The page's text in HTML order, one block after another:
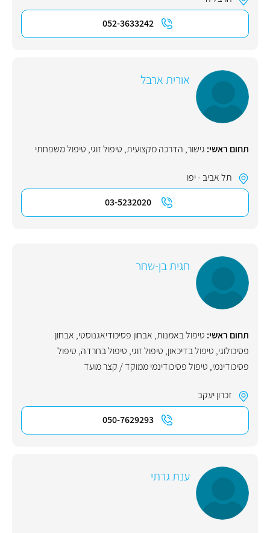
052-3633242
אורית ארבל
תחום ראשי: גישור, הדרכה מקצועית, טיפול זוגי, טיפול משפחתי
תל אביב - יפו
03-5232020
חגית בן-שחר
תחום ראשי: טיפול באמנות, אבחון פסיכודיאגנוסטי, אבחון
פסיכולוגי, טיפול בדיכאון, טיפול זוגי, טיפול בחרדה, טיפול
פסיכודינמי, טיפול פסיכודינמי ממוקד / קצר מועד
זכרון יעקב
050-7629293
ענת גרתי